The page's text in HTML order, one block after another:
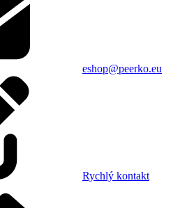
eshop@peerko.eu
Rychlý kontakt